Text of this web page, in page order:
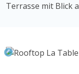
Terrasse mit Blick